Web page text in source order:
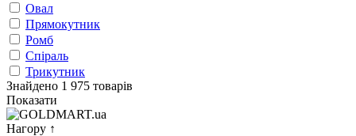
Овал
Прямокутник
Ромб
Спіраль
Трикутник
Знайдено 1 975 товарів
Показати
Нагору ↑